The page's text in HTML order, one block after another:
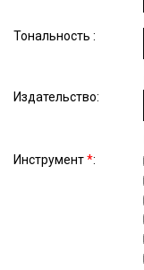
Тональность :
Издательство:
Инструмент*: